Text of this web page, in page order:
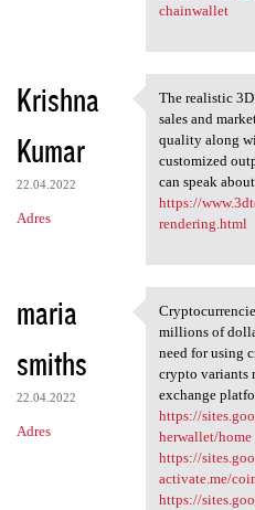
chainwallet
Krishna
Kumar
22.04.2022
Adres
The realistic
The realistic
sales and
quality along
customized
can speak
https://
rendering.html
maria
smiths
22.04.2022
Adres
millions of
need for using
crypto variants
exchange
https://
herwallet/home
https://
activate.me/
https://